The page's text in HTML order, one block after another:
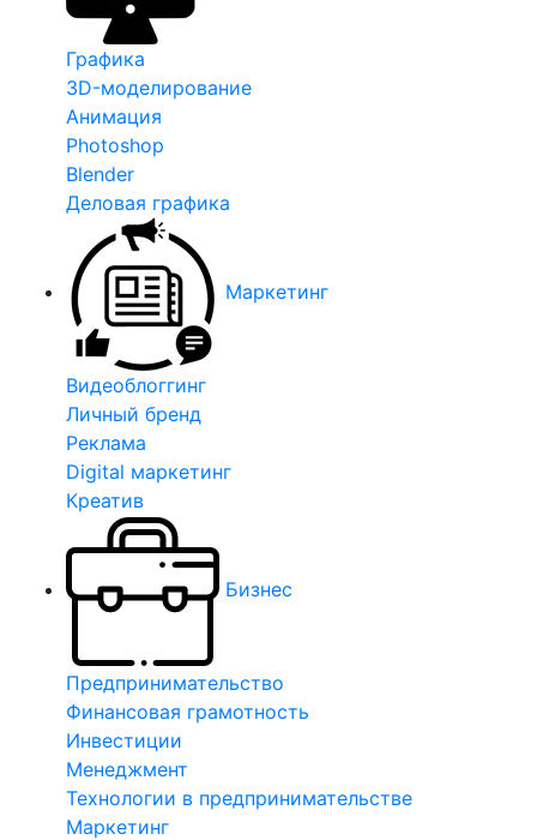
Графика
3D-моделирование
Анимация
Photoshop
Blender
Деловая графика
Маркетинг
Видеоблоггинг
Личный бренд
Реклама
Digital маркетинг
Креатив
Бизнес
Предпринимательство
Финансовая грамотность
Инвестиции
Менеджмент
Технологии в предпринимательстве
Маркетинг